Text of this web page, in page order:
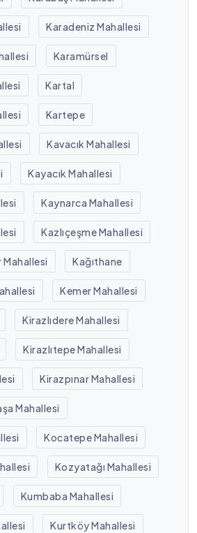
Karadeniz Mahallesi
Karamürsel
Kartal
Kartepe
Kavacık Mahallesi
Kayacık Mahallesi
Kaynarca Mahallesi
Kazlıçeşme Mahallesi
Mahallesi Kağıthane
Kemer Mahallesi
Kirazlıdere Mahallesi
Kirazlıtepe Mahallesi
Kirazpınar Mahallesi
Mahallesi
Kocatepe Mahallesi
Kozyatağı Mahallesi
Kumbaba Mahallesi
Kurtköy Mahallesi